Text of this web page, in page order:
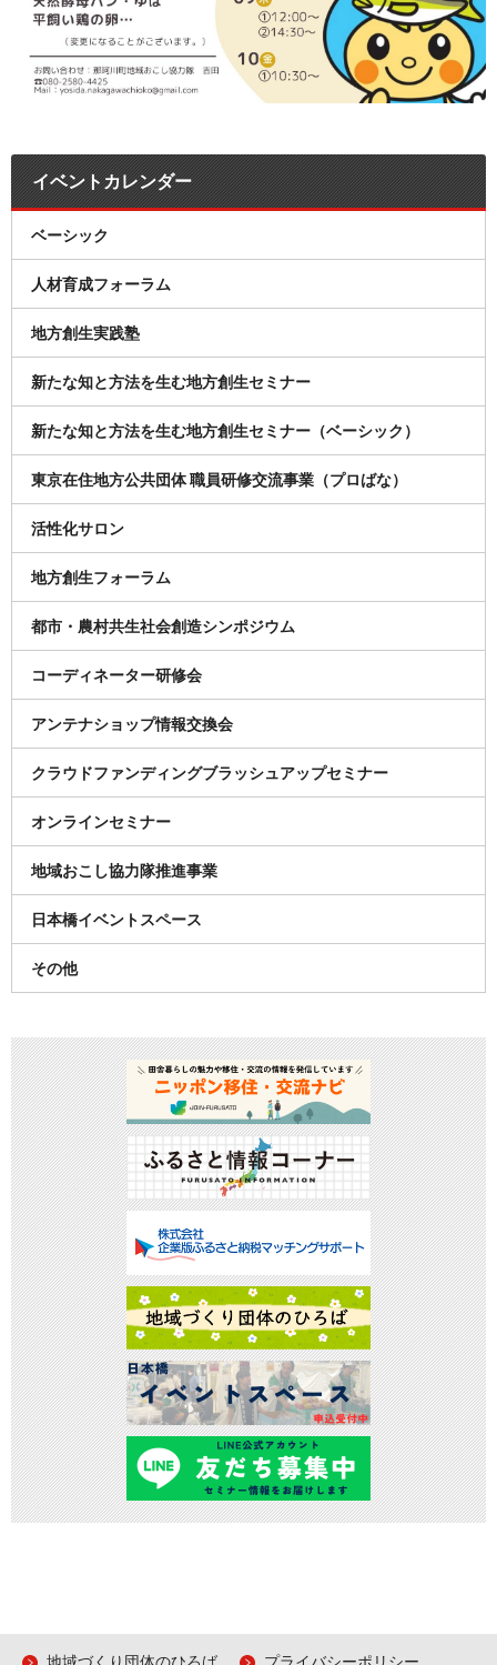
イベントカレンダー
ベーシック
人材育成フォーラム
地方創生実践塾
新たな知と方法を生む地方創生セミナー
新たな知と方法を生む地方創生セミナー（ベーシック）
東京在住地方公共団体 職員研修交流事業（プロばな）
活性化サロン
地方創生フォーラム
都市・農村共生社会創造シンポジウム
コーディネーター研修会
アンテナショップ情報交換会
クラウドファンディングブラッシュアップセミナー
オンラインセミナー
地域おこし協力隊推進事業
日本橋イベントスペース
その他
地域づくり団体のひろば プライバシーポリシー